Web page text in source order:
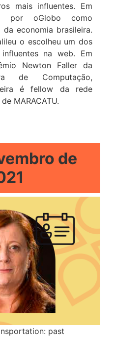
mais influentes. Em
por oGlobo como
economia brasileira.
o escolheu um dos
na web. Em
Newton Faller da
de Computação,
é fellow da rede
MARACATU.
de
past